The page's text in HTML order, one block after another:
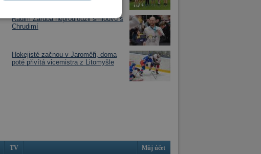
Radim Záruba neprodloužil smlouvu s
Chrudimí
Hokejisté začnou v Jaroměři, doma
poté přivítá vicemistra z Litomyšle
TV Můj účet